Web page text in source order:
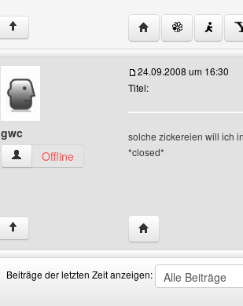
↑ Website dieses
gwc
gwc Benutzer-Profile anzeigen
Offline
24.09.2008 um 16:30
Titel:
solche zickereien will ich
*closed*
↑ Website dieses
Beiträge der letzten Zeit anzeigen: